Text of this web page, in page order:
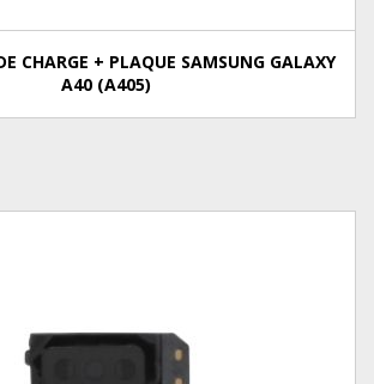
CHARGE + PLAQUE SAMSUNG GALAXY
A40 (A405)